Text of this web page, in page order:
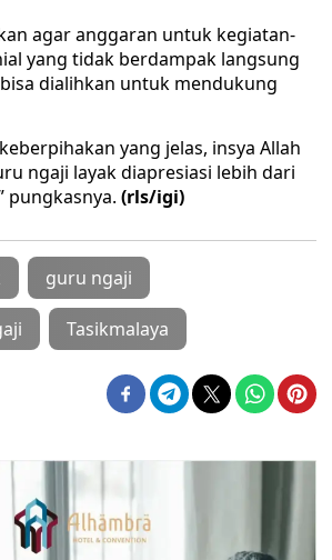
agar anggaran untuk kegiatan-
yang tidak berdampak langsung
dialihkan untuk mendukung
yang jelas, insya Allah
ngaji layak diapresiasi lebih dari
pungkasnya. (rls/igi)
guru ngaji
Tasikmalaya